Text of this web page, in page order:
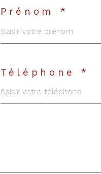
Prénom *
Téléphone *